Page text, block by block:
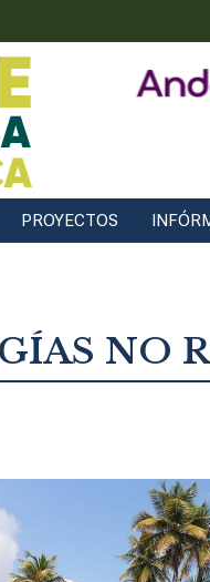
PROYECTOS
NO